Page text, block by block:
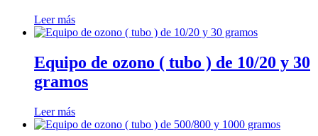
Leer más
Equipo de ozono ( tubo ) de 10/20 y 30
gramos
Leer más